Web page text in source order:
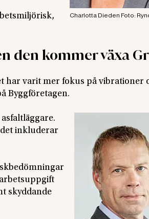
Charlotta Dieden Foto:
den kommer växa
har varit mer fokus på vibrationer
Byggföretagen.
inkluderar
skyddande